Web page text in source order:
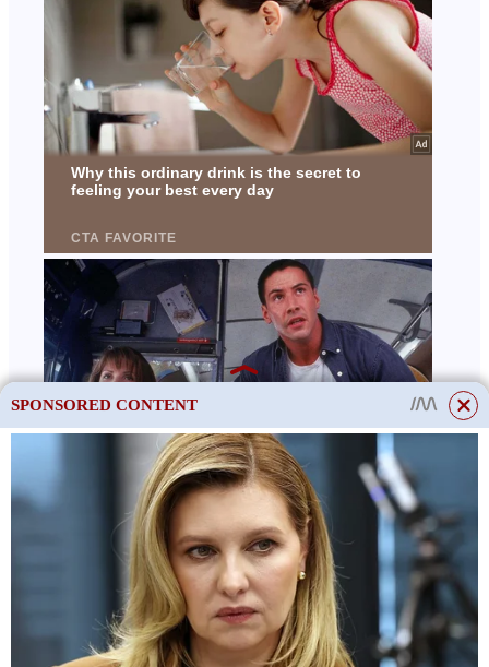
This site uses cookies to store data. By continuing to use the site, you consent
to the use of these files.
OK
SPONSORED CONTENT